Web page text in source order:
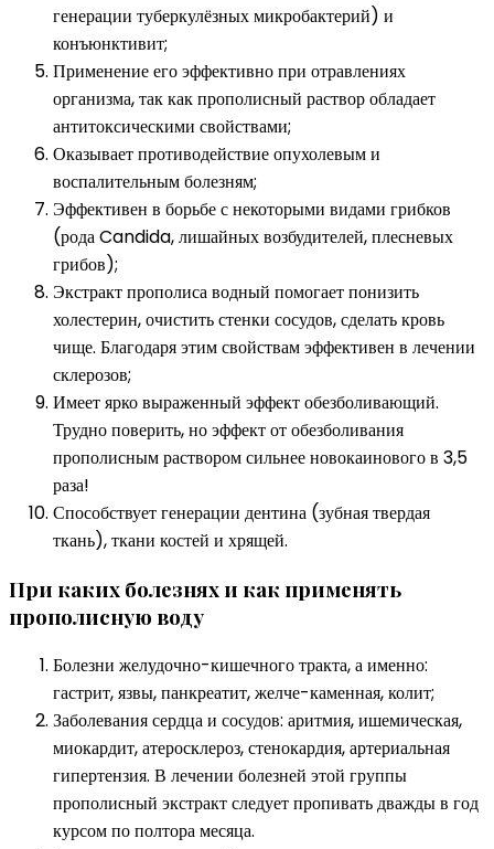
генерации туберкулёзных микробактерий) и
конъюнктивит;
Применение его эффективно при отравлениях
организма, так как прополисный раствор обладает
антитоксическими свойствами;
Оказывает противодействие опухолевым и
воспалительным болезням;
Эффективен в борьбе с некоторыми видами грибков
(рода Candida, лишайных возбудителей, плесневых
грибов);
Экстракт прополиса водный помогает понизить
холестерин, очистить стенки сосудов, сделать кровь
чище. Благодаря этим свойствам эффективен в лечении
склерозов;
Имеет ярко выраженный эффект обезболивающий.
Трудно поверить, но эффект от обезболивания
прополисным раствором сильнее новокаинового в 3,5
раза!
Способствует генерации дентина (зубная твердая
ткань), ткани костей и хрящей.
При каких болезнях и как применять
прополисную воду
Болезни желудочно-кишечного тракта, а именно:
гастрит, язвы, панкреатит, желче-каменная, колит;
Заболевания сердца и сосудов: аритмия, ишемическая,
миокардит, атеросклероз, стенокардия, артериальная
гипертензия. В лечении болезней этой группы
прополисный экстракт следует пропивать дважды в год
курсом по полтора месяца.